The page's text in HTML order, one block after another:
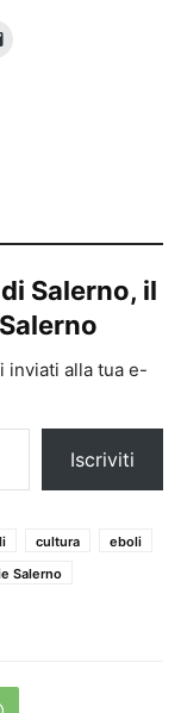
Salerno, il
inviati alla tua e-
Iscriviti
cultura
eboli
Salerno